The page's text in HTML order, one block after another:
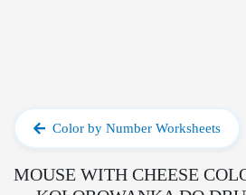
Color by Number Worksheets
MOUSE WITH CHEESE